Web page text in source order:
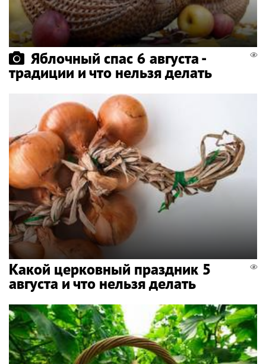
Яблочный спас 6 августа -
традиции и что нельзя делать
Какой церковный праздник 5
августа и что нельзя делать